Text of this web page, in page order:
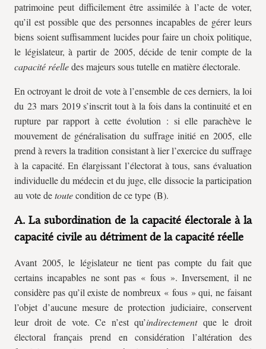
patrimoine peut difficilement être assimilée à l’acte de voter,
qu’il est possible que des personnes incapables de gérer leurs
biens soient suffisamment lucides pour faire un choix politique,
le législateur, à partir de 2005, décide de tenir compte de la
capacité réelledes majeurs sous tutelle en matière électorale.
En octroyant le droit de vote à l’ensemble de ces derniers, la loi
du 23 mars 2019 s’inscrit tout à la fois dans la continuité et en
rupture par rapport à cette évolution : si elle parachève le
mouvement de généralisation du suffrage initié en 2005, elle
prend à revers la tradition consistant à lier l’exercice du suffrage
à la capacité. En élargissant l’électorat à tous, sans évaluation
individuelle du médecin et du juge, elle dissocie la participation
au vote detoutecondition de ce type (B).
A. La subordination de la capacité électorale à la
capacité civile au détriment de la capacité réelle
Avant 2005, le législateur ne tient pas compte du fait que
certains incapables ne sont pas « fous ». Inversement, il ne
considère pas qu’il existe de nombreux « fous » qui, ne faisant
l’objet d’aucune mesure de protection judiciaire, conservent
leur droit de vote. Ce n’est qu’indirectementque le droit
électoral français prend en considération l’altération des